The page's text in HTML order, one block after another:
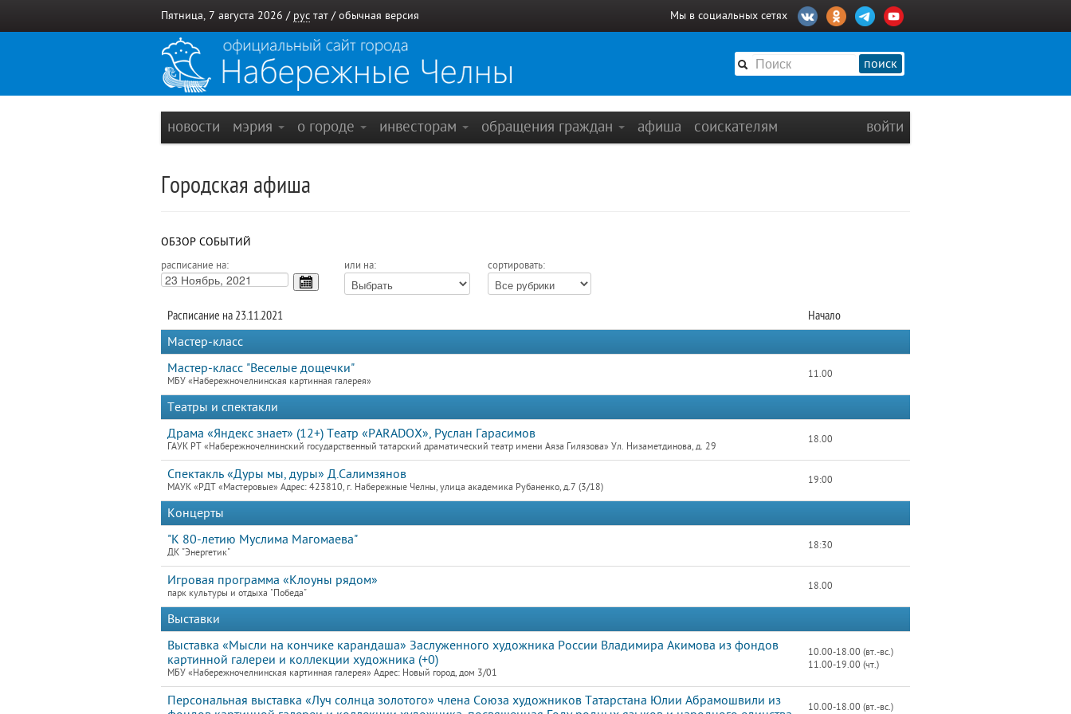
Пятница, 7 августа 2026 / рус тат / обычная версия Мы в социальных сетях
поиск
новости мэрия о городе инвесторам обращения граждан афиша соискателям войти
Городская афиша
ОБЗОР СОБЫТИЙ
расписание на: или на: сортировать:
Расписание на 23.11.2021
Начало
Мастер-класс
Мастер-класс "Веселые дощечки"
МБУ «Набережночелнинская картинная галерея»
11.00
Театры и спектакли
Драма «Яндекс знает» (12+) Театр «PARADOX», Руслан Гарасимов
ГАУК РТ «Набережночелнинский государственный татарский драматический театр имени Аяза Гилязова» Ул. Низаметдинова, д. 29
18.00
Спектакль «Дуры мы, дуры» Д.Салимзянов
МАУК «РДТ «Мастеровые» Адрес: 423810, г. Набережные Челны, улица академика Рубаненко, д.7 (3/18)
19:00
Концерты
"К 80-летию Муслима Магомаева"
ДК "Энергетик"
18:30
Игровая программа «Клоуны рядом»
парк культуры и отдыха "Победа"
18.00
Выставки
Выставка «Мысли на кончике карандаша» Заслуженного художника России Владимира Акимова из фондов
картинной галереи и коллекции художника (+0)
МБУ «Набережночелнинская картинная галерея» Адрес: Новый город, дом 3/01
10.00-18.00 (вт.-вс.)
11.00-19.00 (чт.)
Персональная выставка «Луч солнца золотого» члена Союза художников Татарстана Юлии Абрамошвили из
10.00-18.00 (вт.-вс.)